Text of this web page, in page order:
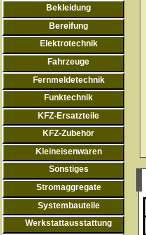
Bekleidung
Bereifung
Elektrotechnik
Fahrzeuge
Fernmeldetechnik
Funktechnik
KFZ-Ersatzteile
KFZ-Zubehör
Kleineisenwaren
Sonstiges
Stromaggregate
Systembauteile
Werkstattausstattung